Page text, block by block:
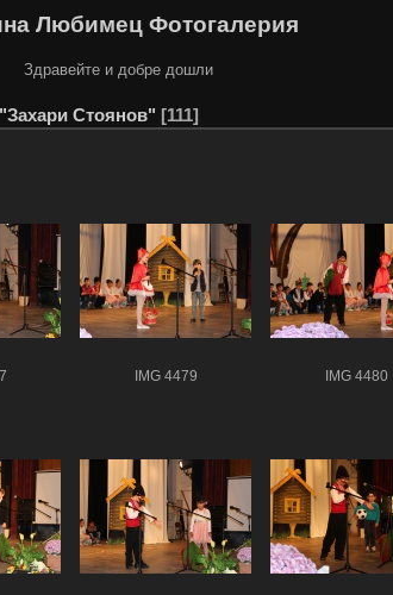
Любимец Фотогалерия
Здравейте и добре дошли
Стоянов"
111
IMG 4479 IMG 4480